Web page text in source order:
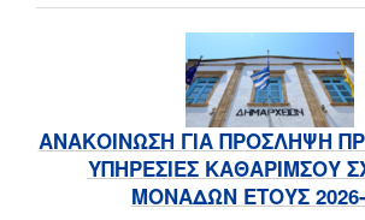
ΑΝΑΚΟΙΝΩΣΗ ΓΙΑ ΠΡΟΣΛΗΨΗ
ΥΠΗΡΕΣΙΕΣ ΚΑΘΑΡΙΜΣΟΥ
ΜΟΝΑΔΩΝ ΕΤΟΥΣ 2026-